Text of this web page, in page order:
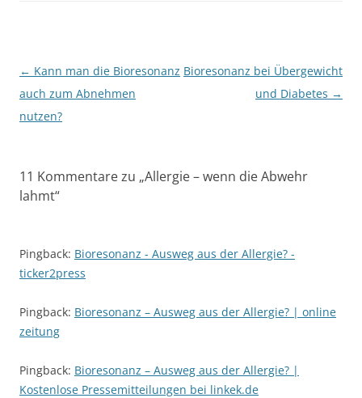
Beitragsnavigation
← Kann man die Bioresonanz
auch zum Abnehmen
nutzen?
Bioresonanz bei Übergewicht
und Diabetes →
11 Kommentare zu „Allergie – wenn die Abwehr
lahmt“
Pingback: Bioresonanz - Ausweg aus der Allergie? -
ticker2press
Pingback: Bioresonanz – Ausweg aus der Allergie? | online
zeitung
Pingback: Bioresonanz – Ausweg aus der Allergie? |
Kostenlose Pressemitteilungen bei linkek.de